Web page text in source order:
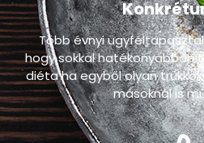
Több évnyi
hogy sokkal hatékonyabban
diéta ha egyből olyan
másoknál is